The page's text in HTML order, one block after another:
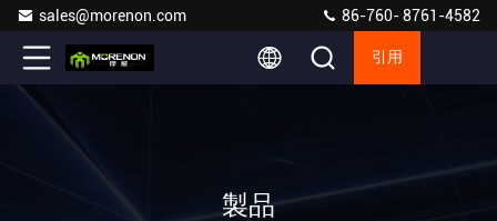
sales@morenon.com 86-760- 8761-4582
引用
製品